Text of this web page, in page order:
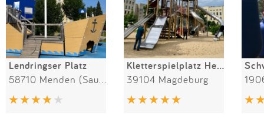
Lendringser Platz Kletterspielplatz Hegelstraße
39104 Magdeburg